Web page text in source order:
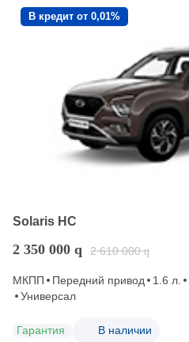
В кредит от 0,01%
Solaris HC
2 350 000 q 2 610 000 q
МКПП Передний привод 1.6 л.
Универсал
Гарантия В наличии